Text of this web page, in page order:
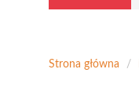
Strona główna /